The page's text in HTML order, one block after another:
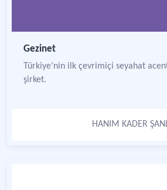
Gezinet
Türkiye’nin ilk çevrimiçi seyahat
şirket.
HANIM KADER